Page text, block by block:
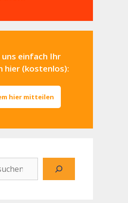
uns einfach Ihr
hier (kostenlos):
hier mitteilen